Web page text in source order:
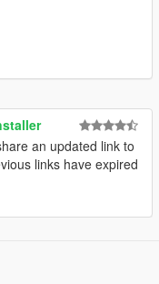
an updated link to
links have expired